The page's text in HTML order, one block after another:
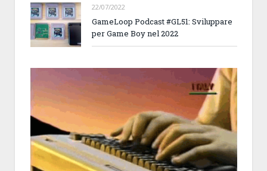
22/07/2022
GameLoop Podcast #GL51: Sviluppare
per Game Boy nel 2022